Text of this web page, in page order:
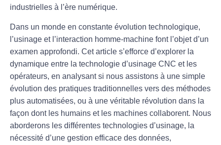
industrielles à l’ère numérique.
Dans un monde en constante évolution technologique,
l’usinage et l’interaction homme-machine font l’objet d’un
examen approfondi. Cet article s’efforce d’explorer la
dynamique entre la technologie d’usinage CNC et les
opérateurs, en analysant si nous assistons à une simple
évolution des pratiques traditionnelles vers des méthodes
plus automatisées, ou à une véritable révolution dans la
façon dont les humains et les machines collaborent. Nous
aborderons les différentes technologies d’usinage, la
nécessité d’une gestion efficace des données,